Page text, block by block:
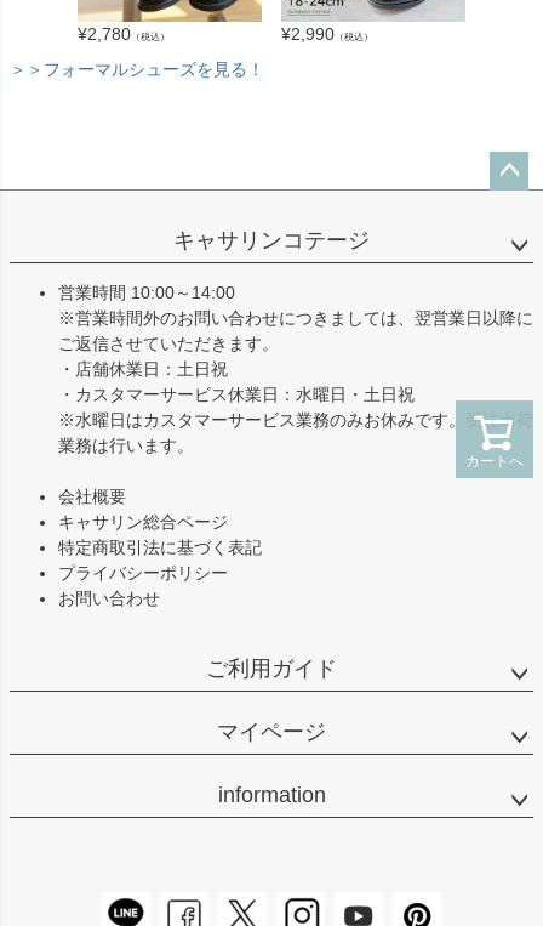
カートへ
¥2,780 （税込） ¥2,990 （税込）
＞＞フォーマルシューズを見る！
ップ
キャサリンコテージ
営業時間 10:00～14:00
※営業時間外のお問い合わせにつきましては、翌営業日以降に
ご返信させていただきます。
・店舗休業日：土日祝
・カスタマーサービス休業日：水曜日・土日祝
※水曜日はカスタマーサービス業務のみお休みです。受注出荷
業務は行います。
会社概要
キャサリン総合ページ
特定商取引法に基づく表記
プライバシーポリシー
お問い合わせ
ご利用ガイド
マイページ
information